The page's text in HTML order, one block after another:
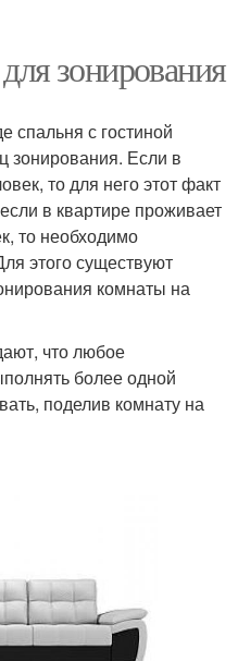
зонирования
спальня с гостиной
зонирования. Если в
то для него этот факт
в квартире проживает
то необходимо
этого существуют
комнаты на
что любое
более одной
поделив комнату на